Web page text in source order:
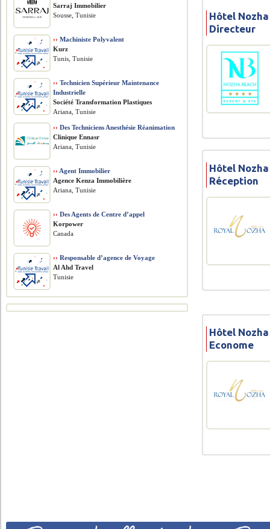
Hôtel
Directeur
Hôtel
Réception
Hôtel
Econome
Sarraj Immobilier
Sousse, Tunisie
›› Machiniste Polyvalent
Kurz
Tunis, Tunisie
›› Technicien Supérieur Maintenance
Industrielle
Société Transformation Plastiques
Ariana, Tunisie
›› Des Techniciens Anesthésie Réanimation
Clinique Ennasr
Ariana, Tunisie
›› Agent Immobilier
Agence Kenza Immobilière
Ariana, Tunisie
›› Des Agents de Centre d’appel
Korpower
Canada
›› Responsable d’agence de Voyage
Al Ahd Travel
Tunisie